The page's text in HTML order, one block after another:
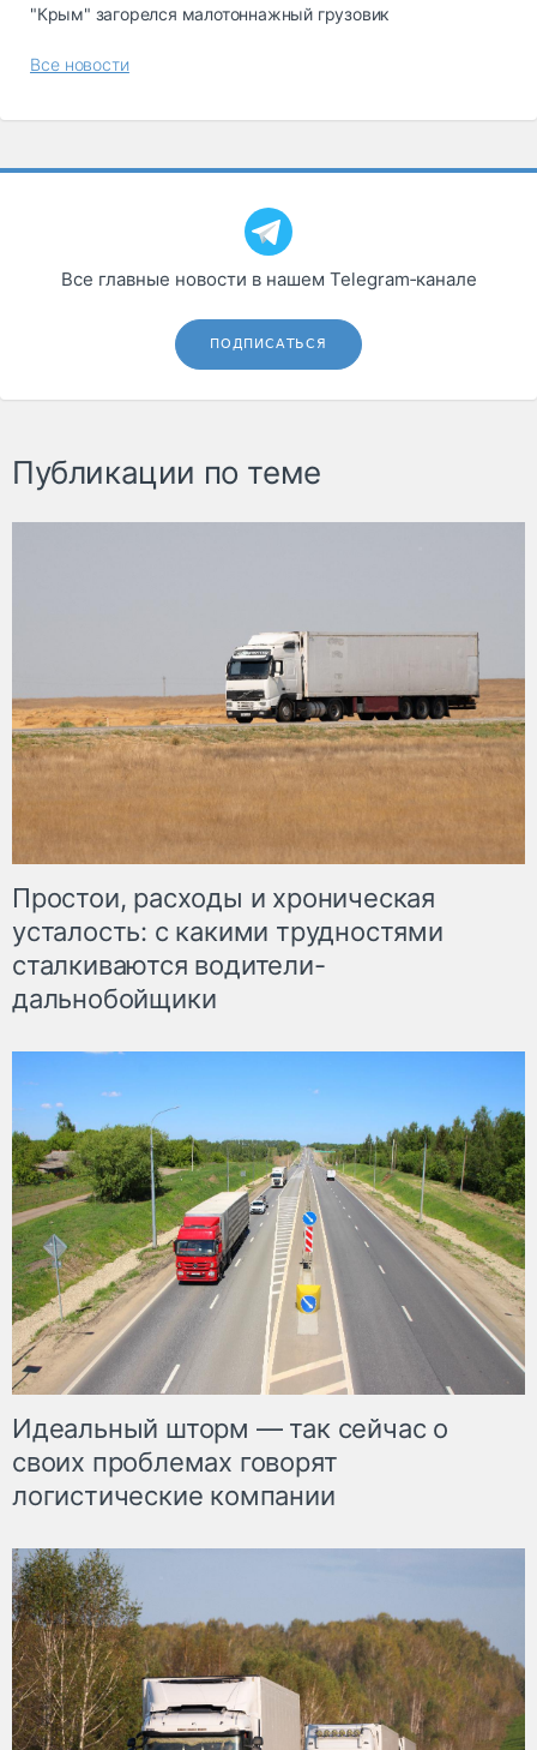
"Крым" загорелся малотоннажный грузовик
Все новости
Все главные новости в нашем Telegram‑канале
ПОДПИСАТЬСЯ
Публикации по теме
Простои, расходы и хроническая
усталость: с какими трудностями
сталкиваются водители-
дальнобойщики
Идеальный шторм — так сейчас о
своих проблемах говорят
логистические компании